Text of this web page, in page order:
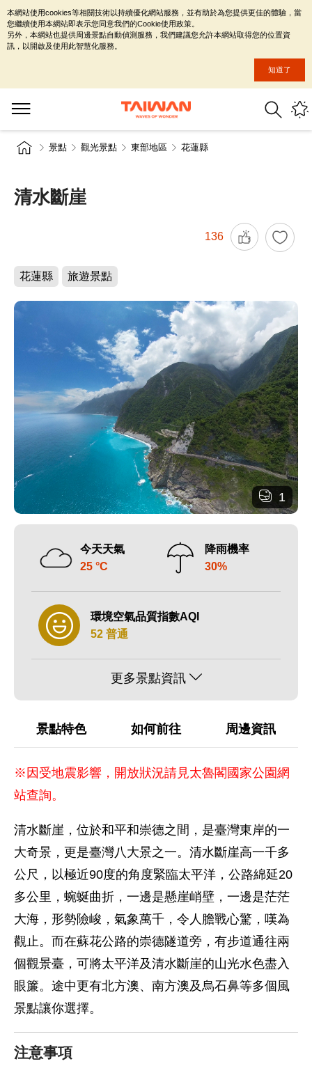
景點 觀光景點 東部地區 花蓮縣
清水斷崖
136
花蓮縣 旅遊景點
1
今天天氣
25 °C
降雨機率
30%
環境空氣品質指數AQI
52 普通
更多景點資訊
景點特色 如何前往 周邊資訊
※因受地震影響，開放狀況請見太魯閣國家公園網
站查詢。
清水斷崖，位於和平和崇德之間，是臺灣東岸的一
大奇景，更是臺灣八大景之一。清水斷崖高一千多
公尺，以極近90度的角度緊臨太平洋，公路綿延20
多公里，蜿蜒曲折，一邊是懸崖峭壁，一邊是茫茫
大海，形勢險峻，氣象萬千，令人膽戰心驚，嘆為
觀止。而在蘇花公路的崇德隧道旁，有步道通往兩
個觀景臺，可將太平洋及清水斷崖的山光水色盡入
眼簾。途中更有北方澳、南方澳及烏石鼻等多個風
景點讓你選擇。
注意事項
本網站使用cookies等相關技術以持續優化網站服務，並有助於為您提供更佳的體驗，當
您繼續使用本網站即表示您同意我們的Cookie使用政策。
另外，本網站也提供周邊景點自動偵測服務，我們建議您允許本網站取得您的位置資
訊，以開啟及使用此智慧化服務。
知道了